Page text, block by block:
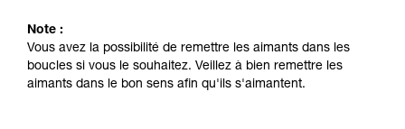
Note :
Vous avez la possibilité de remettre les aimants dans les
boucles si vous le souhaitez. Veillez à bien remettre les
aimants dans le bon sens afin qu'ils s'aimantent.